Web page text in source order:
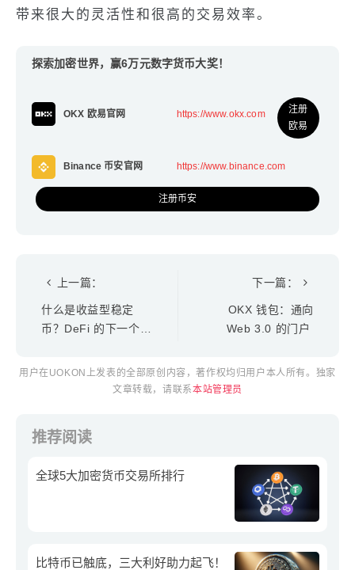
带来很大的灵活性和很高的交易效率。
探索加密世界，赢6万元数字货币大奖！
OKX 欧易官网 https://www.okx.com
注册
欧易
Binance 币安官网 https://www.binance.com
注册币安
上一篇：
什么是收益型稳定
币？DeFi 的下一个大
下一篇：
OKX 钱包：通向
Web 3.0 的门户
用户在UOKON上发表的全部原创内容，著作权均归用户本人所有。独家
文章转载，请联系本站管理员
推荐阅读
全球5大加密货币交易所排行
比特币已触底，三大利好助力起飞！